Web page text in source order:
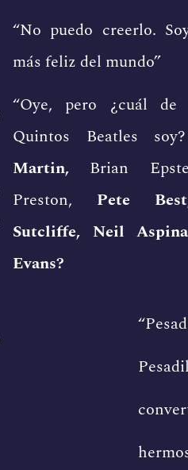
“No puedo creerlo.
más feliz del mundo”
“Oye, pero ¿cuál de
Quintos Beatles
Martin, Brian
Preston,
Pete
Sutcliffe, Neil
Evans?